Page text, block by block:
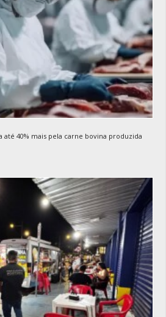
até 40% mais pela carne bovina produzida